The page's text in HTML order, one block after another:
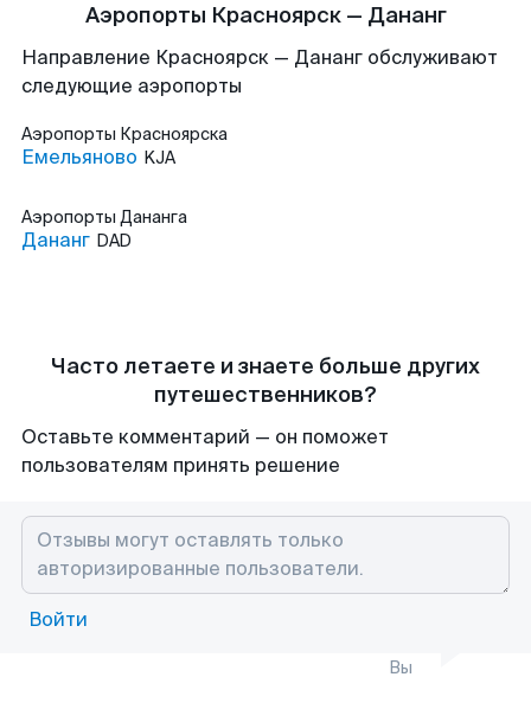
Аэропорты Красноярск — Дананг
Направление Красноярск — Дананг обслуживают
следующие аэропорты
Аэропорты Красноярска
Емельяново KJA
Аэропорты Дананга
Дананг DAD
Часто летаете и знаете больше других
путешественников?
Оставьте комментарий — он поможет
пользователям принять решение
Войти
Вы